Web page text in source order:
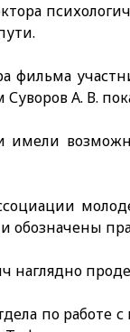
фильма
А. В.
имели
обозначены
наглядно
по работе